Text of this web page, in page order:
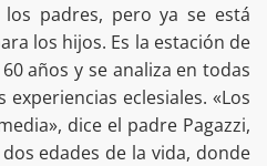
padres, pero ya se está
los hijos. Es la estación de
años y se analiza en todas
eclesiales. «Los
dice el padre Pagazzi,
edades de la vida, donde